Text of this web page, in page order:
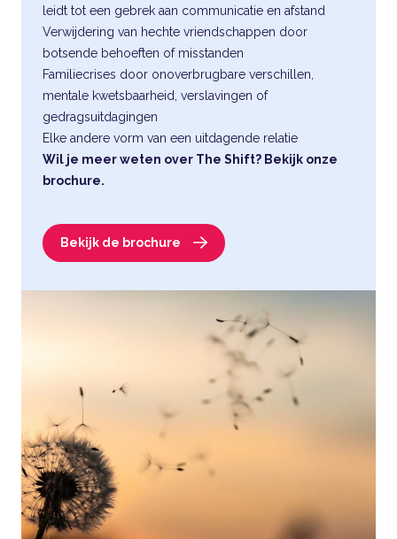
leidt tot een gebrek aan communicatie en afstand
Verwijdering van hechte vriendschappen door
botsende behoeften of misstanden
Familiecrises door onoverbrugbare verschillen,
mentale kwetsbaarheid, verslavingen of
gedragsuitdagingen
Elke andere vorm van een uitdagende relatie
Wil je meer weten over The Shift? Bekijk onze
brochure.
Bekijk de brochure